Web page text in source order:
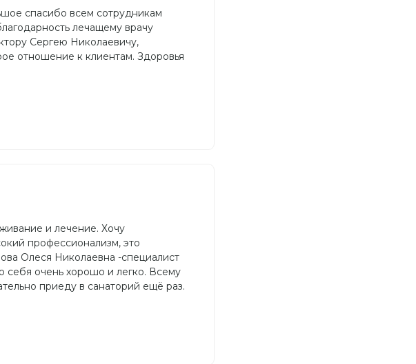
спасибо всем сотрудникам
лечащему врачу
Сергею Николаевичу,
отношение к клиентам. Здоровья
и лечение. Хочу
профессионализм, это
Олеся Николаевна -специалист
себя очень хорошо и легко. Всему
приеду в санаторий ещё раз.